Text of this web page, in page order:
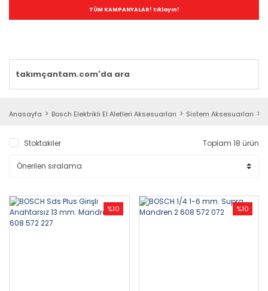
TÜM KAMPANYALAR! tıklayın!
Anasayfa Bosch Elektrikli El Aletleri Aksesuarları Sistem Aksesuarları
Stoktakiler Toplam 18 ürün
%10 %10